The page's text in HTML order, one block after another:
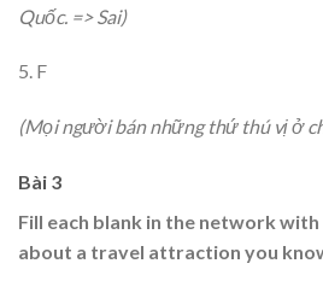
Quốc. => Sai)
5. F
(Mọi người bán những thứ thú vị ở
Bài 3
Fill each blank in the network
about a travel attraction you